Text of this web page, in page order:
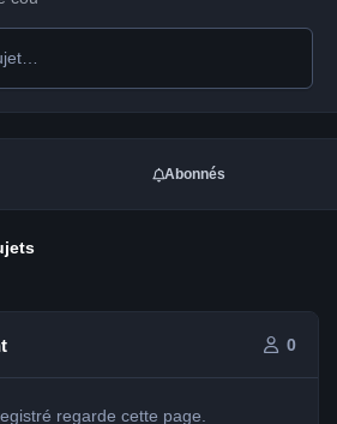
Abonnés
0
regarde cette page.